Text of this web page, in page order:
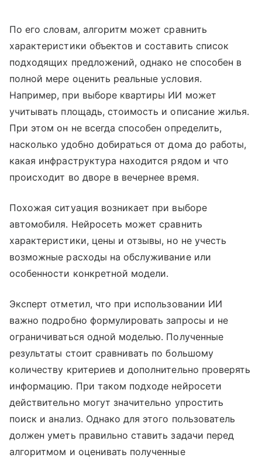
По его словам, алгоритм может сравнить
характеристики объектов и составить список
подходящих предложений, однако не способен в
полной мере оценить реальные условия.
Например, при выборе квартиры ИИ может
учитывать площадь, стоимость и описание жилья.
При этом он не всегда способен определить,
насколько удобно добираться от дома до работы,
какая инфраструктура находится рядом и что
происходит во дворе в вечернее время.
Похожая ситуация возникает при выборе
автомобиля. Нейросеть может сравнить
характеристики, цены и отзывы, но не учесть
возможные расходы на обслуживание или
особенности конкретной модели.
Эксперт отметил, что при использовании ИИ
важно подробно формулировать запросы и не
ограничиваться одной моделью. Полученные
результаты стоит сравнивать по большому
количеству критериев и дополнительно проверять
информацию. При таком подходе нейросети
действительно могут значительно упростить
поиск и анализ. Однако для этого пользователь
должен уметь правильно ставить задачи перед
алгоритмом и оценивать полученные